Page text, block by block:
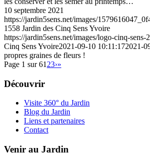
10 septembre 2021
https://jardin5sens.net/images/
1558 Jardin des Cinq Sens Yvoire
https://jardin5sens.net/images/logo-cinq-sens-
Cinq Sens Yvoire2021-09-10 10:11:172021-
propres graines de fleurs !
Page 1 sur 61 23›»
Découvrir
Visite 360° du Jardin
Blog du Jardin
Liens et partenaires
Contact
Venir au Jardin